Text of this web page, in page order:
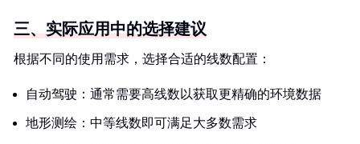
三、实际应用中的选择建议
根据不同的使用需求，选择合适的线数配置：
自动驾驶：通常需要高线数以获取更精确的环境数据
地形测绘：中等线数即可满足大多数需求